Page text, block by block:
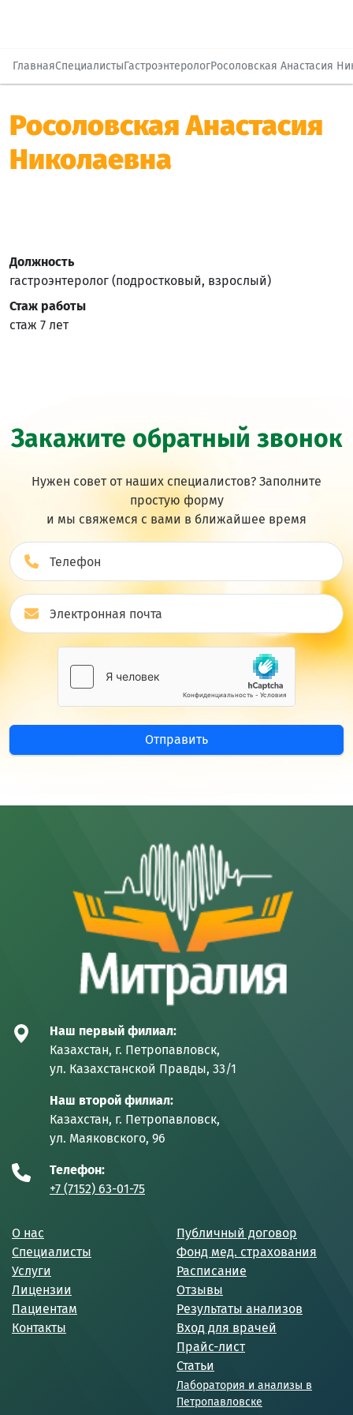
ГлавнаяСпециалистыГастроэнтерологРосоловская Анастасия
Росоловская Анастасия
Николаевна
Должность
гастроэнтеролог (подростковый, взрослый)
Стаж работы
стаж 7 лет
Закажите обратный звонок
Нужен совет от наших специалистов? Заполните
простую форму
и мы свяжемся с вами в ближайшее врeмя
Отправить
О нас
Специалисты
Услуги
Лицензии
Пациентам
Контакты
Публичный договор
Фонд мед. страхования
Расписание
Отзывы
Результаты анализов
Вход для врачей
Прайс-лист
Статьи
Лаборатория и анализы в
Петропавловске
Наш первый филиал:
Казахстан, г. Петропавловск,
ул. Казахстанской Правды, 33/1
Наш второй филиал:
Казахстан, г. Петропавловск,
ул. Маяковского, 96
Телефон:
+7 (7152) 63-01-75